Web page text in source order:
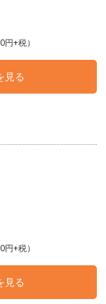
+税）
見る
+税）
見る